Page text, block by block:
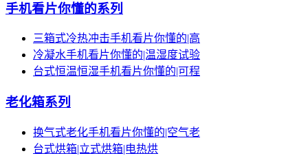
手机看片你懂的系列
三箱式冷热冲击手机看片你懂的|高
冷凝水手机看片你懂的|温湿度试验
台式恒温恒湿手机看片你懂的|可程
老化箱系列
换气式老化手机看片你懂的|空气老
台式烘箱|立式烘箱|电热烘